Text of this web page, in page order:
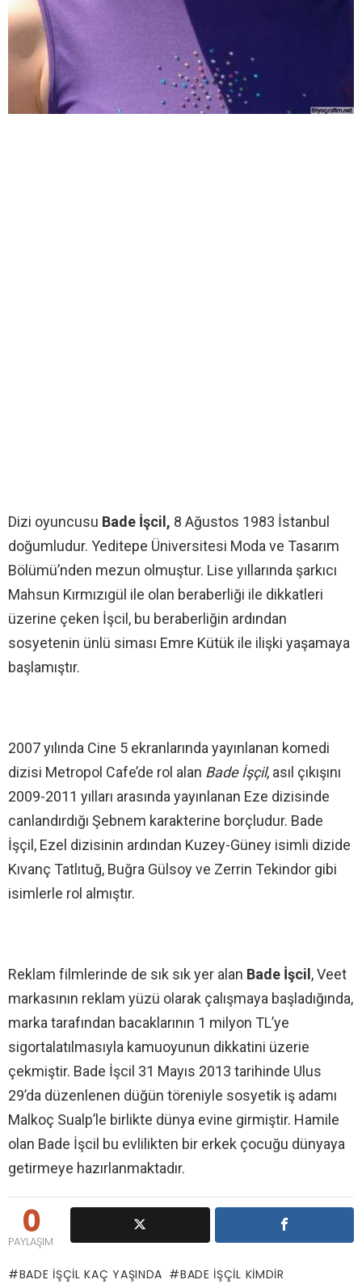
Dizi oyuncusu Bade İşcil, 8 Ağustos 1983 İstanbul
doğumludur. Yeditepe Üniversitesi Moda ve Tasarım
Bölümü’nden mezun olmuştur. Lise yıllarında şarkıcı
Mahsun Kırmızıgül ile olan beraberliği ile dikkatleri
üzerine çeken İşcil, bu beraberliğin ardından
sosyetenin ünlü siması Emre Kütük ile ilişki yaşamaya
başlamıştır.
2007 yılında Cine 5 ekranlarında yayınlanan komedi
dizisi Metropol Cafe’de rol alan Bade İşçil, asıl çıkışını
2009-2011 yılları arasında yayınlanan Eze dizisinde
canlandırdığı Şebnem karakterine borçludur. Bade
İşçil, Ezel dizisinin ardından Kuzey-Güney isimli dizide
Kıvanç Tatlıtuğ, Buğra Gülsoy ve Zerrin Tekindor gibi
isimlerle rol almıştır.
Reklam filmlerinde de sık sık yer alan Bade İşcil , Veet
markasının reklam yüzü olarak çalışmaya başladığında,
marka tarafından bacaklarının 1 milyon TL’ye
sigortalatılmasıyla kamuoyunun dikkatini üzerie
çekmiştir. Bade İşcil 31 Mayıs 2013 tarihinde Ulus
29’da düzenlenen düğün töreniyle sosyetik iş adamı
Malkoç Sualp’le birlikte dünya evine girmiştir. Hamile
olan Bade İşcil bu evlilikten bir erkek çocuğu dünyaya
getirmeye hazırlanmaktadır.
0
PAYLAŞIM
BADE İŞÇIL KAÇ YAŞINDA BADE İŞÇIL KIMDIR